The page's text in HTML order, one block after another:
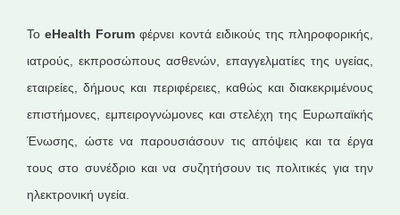
ΤοeHealth Forumφέρνει κοντά ειδικούς της πληροφορικής,
ιατρούς, εκπροσώπους ασθενών, επαγγελματίες της υγείας,
εταιρείες, δήμους και περιφέρειες, καθώς και διακεκριμένους
επιστήμονες, εμπειρογνώμονες και στελέχη της Ευρωπαϊκής
Ένωσης, ώστε να παρουσιάσουν τις απόψεις και τα έργα
τους στο συνέδριο και να συζητήσουν τις πολιτικές για την
ηλεκτρονική υγεία.